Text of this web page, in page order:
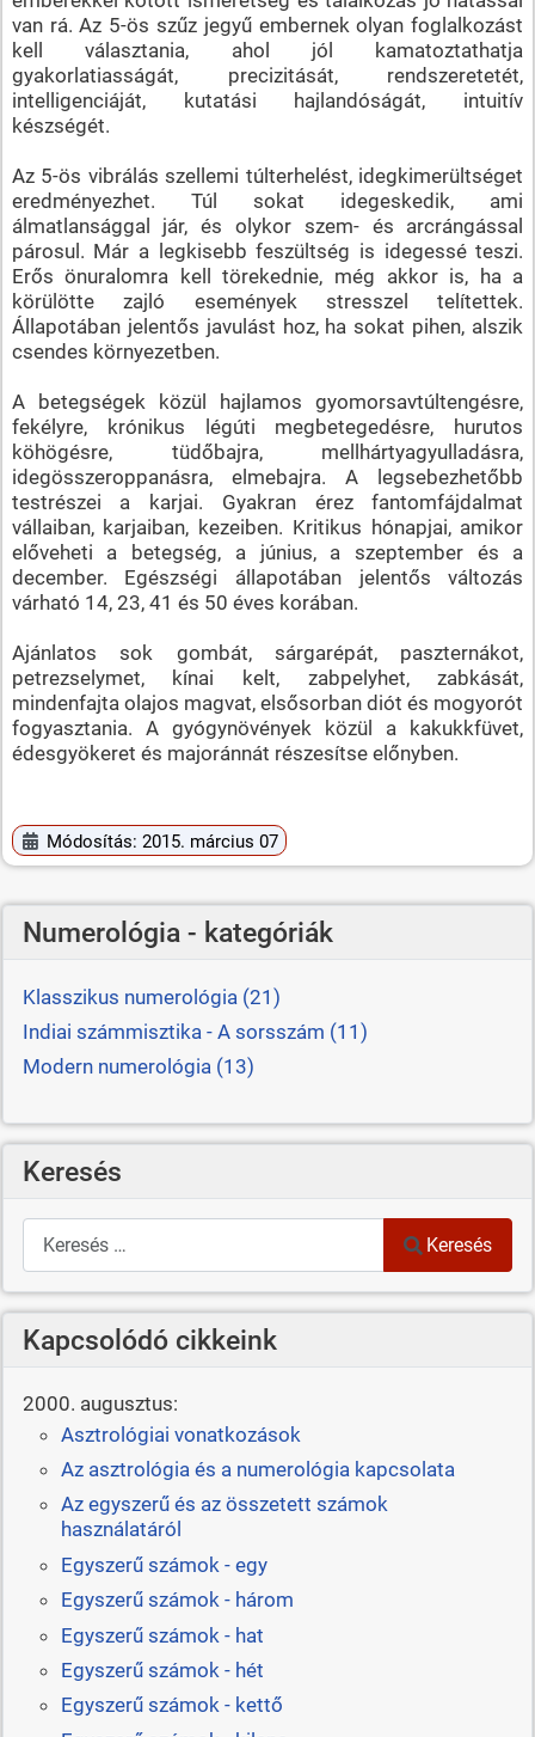
van rá. Az 5-ös szűz jegyű embernek olyan foglalkozást
kell választania, ahol jól kamatoztathatja
gyakorlatiasságát, precizitását, rendszeretetét,
intelligenciáját, kutatási hajlandóságát, intuitív
készségét.
Az 5-ös vibrálás szellemi túlterhelést, idegkimerültséget
eredményezhet. Túl sokat idegeskedik, ami
álmatlansággal jár, és olykor szem- és arcrángással
párosul. Már a legkisebb feszültség is idegessé teszi.
Erős önuralomra kell törekednie, még akkor is, ha a
körülötte zajló események stresszel telítettek.
Állapotában jelentős javulást hoz, ha sokat pihen, alszik
csendes környezetben.
A betegségek közül hajlamos gyomorsavtúltengésre,
fekélyre, krónikus légúti megbetegedésre, hurutos
köhögésre, tüdőbajra, mellhártyagyulladásra,
idegösszeroppanásra, elmebajra. A legsebezhetőbb
testrészei a karjai. Gyakran érez fantomfájdalmat
vállaiban, karjaiban, kezeiben. Kritikus hónapjai, amikor
előveheti a betegség, a június, a szeptember és a
december. Egészségi állapotában jelentős változás
várható 14, 23, 41 és 50 éves korában.
Ajánlatos sok gombát, sárgarépát, paszternákot,
petrezselymet, kínai kelt, zabpelyhet, zabkását,
mindenfajta olajos magvat, elsősorban diót és mogyorót
fogyasztania. A gyógynövények közül a kakukkfüvet,
édesgyökeret és majoránnát részesítse előnyben.
Módosítás: 2015. március 07
Numerológia - kategóriák
Klasszikus numerológia (21)
Indiai számmisztika - A sorsszám (11)
Modern numerológia (13)
Keresés
Keresés
Keresés
Kapcsolódó cikkeink
2000. augusztus:
Asztrológiai vonatkozások
Az asztrológia és a numerológia kapcsolata
Az egyszerű és az összetett számok
használatáról
Egyszerű számok - egy
Egyszerű számok - három
Egyszerű számok - hat
Egyszerű számok - hét
Egyszerű számok - kettő